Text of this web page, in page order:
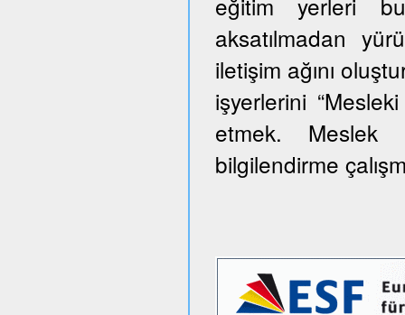
aksatılmadan
iletişim ağını
işyerlerini
etmek. Meslek
bilgilendirme